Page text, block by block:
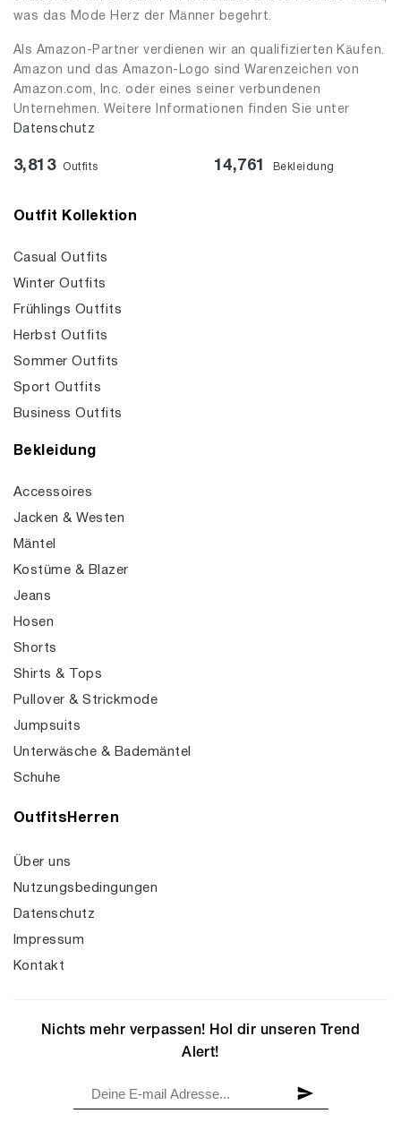
was das Mode Herz der Männer begehrt.
Als Amazon-Partner verdienen wir an qualifizierten Käufen.
Amazon und das Amazon-Logo sind Warenzeichen von
Amazon.com, Inc. oder eines seiner verbundenen
Unternehmen. Weitere Informationen finden Sie unter
Datenschutz
3,813 Outfits 14,761 Bekleidung
Outfit Kollektion
Casual Outfits
Winter Outfits
Frühlings Outfits
Herbst Outfits
Sommer Outfits
Sport Outfits
Business Outfits
Bekleidung
Accessoires
Jacken & Westen
Mäntel
Kostüme & Blazer
Jeans
Hosen
Shorts
Shirts & Tops
Pullover & Strickmode
Jumpsuits
Unterwäsche & Bademäntel
Schuhe
OutfitsHerren
Über uns
Nutzungsbedingungen
Datenschutz
Impressum
Kontakt
Nichts mehr verpassen! Hol dir unseren Trend
Alert!